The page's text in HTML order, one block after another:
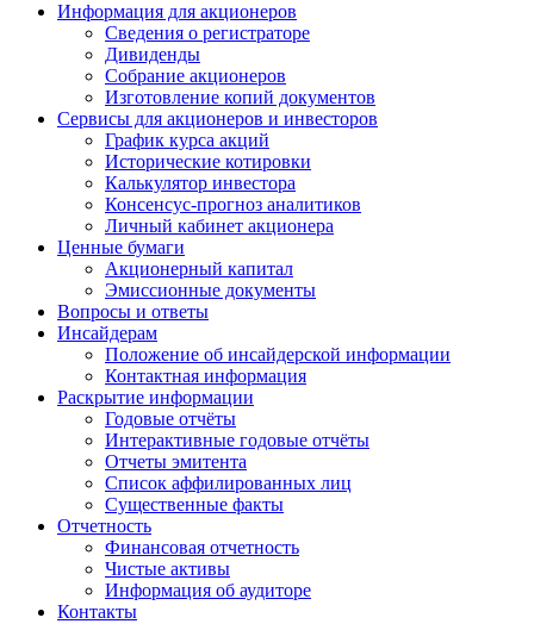
Информация для акционеров
Сведения о регистраторе
Дивиденды
Собрание акционеров
Изготовление копий документов
Сервисы для акционеров и инвесторов
График курса акций
Исторические котировки
Калькулятор инвестора
Консенсус-прогноз аналитиков
Личный кабинет акционера
Ценные бумаги
Акционерный капитал
Эмиссионные документы
Вопросы и ответы
Инсайдерам
Положение об инсайдерской информации
Контактная информация
Раскрытие информации
Годовые отчёты
Интерактивные годовые отчёты
Отчеты эмитента
Список аффилированных лиц
Существенные факты
Отчетность
Финансовая отчетность
Чистые активы
Информация об аудиторе
Контакты